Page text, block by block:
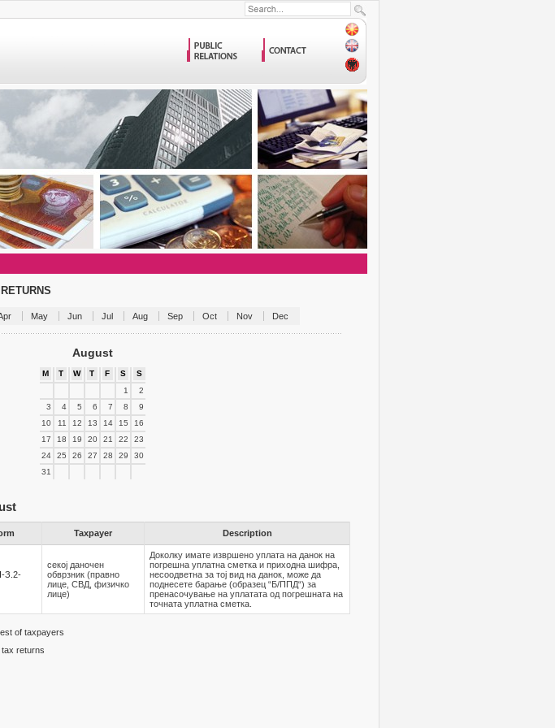
May Jun Jul Aug Sep Oct Nov Dec
August
M T W T F S
S
1
2
3
4 5 6 7 8
9
10
11 12 13 14 15
16
17
18 19 20 21 22
23
24
25 26 27 28 29
30
31
Taxpayer Description
З.2-
секој даночен
обврзник (правно
лице, СВД, физичко
лице)
Доколку имате извршено уплата на данок на
погрешна уплатна сметка и приходна шифра,
несоодветна за тој вид на данок, може да
поднесете барање (образец “Б/ППД“) за
пренасочување на уплатата од погрешната на
точната уплатна сметка.
of taxpayers
returns